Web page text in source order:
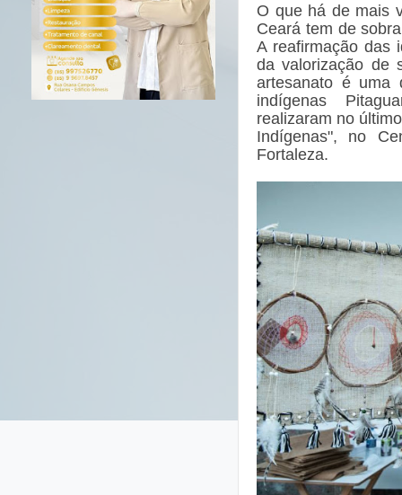
O que há de mais
Ceará tem de
A reafirmação das
da valorização de
artesanato é uma
indígenas
realizaram no
Indígenas", no
Fortaleza.